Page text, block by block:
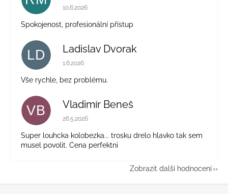
Hodnocení obchodu je 5 z 5 hvězdiček.
10.6.2026
Spokojenost, profesionální přístup
LD Ladislav Dvorak
Hodnocení obchodu je 5 z 5 hvězdiček.
1.6.2026
Vše rychle, bez problému.
VB Vladimír Beneš
Hodnocení obchodu je 5 z 5 hvězdiček.
26.5.2026
Super louhcka kolobezka... trosku drelo hlavko tak sem
musel povolit. Cena perfektni
Zobrazit další hodnocení